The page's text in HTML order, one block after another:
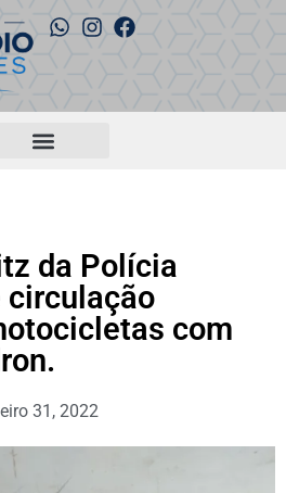
da Polícia
com
31, 2022